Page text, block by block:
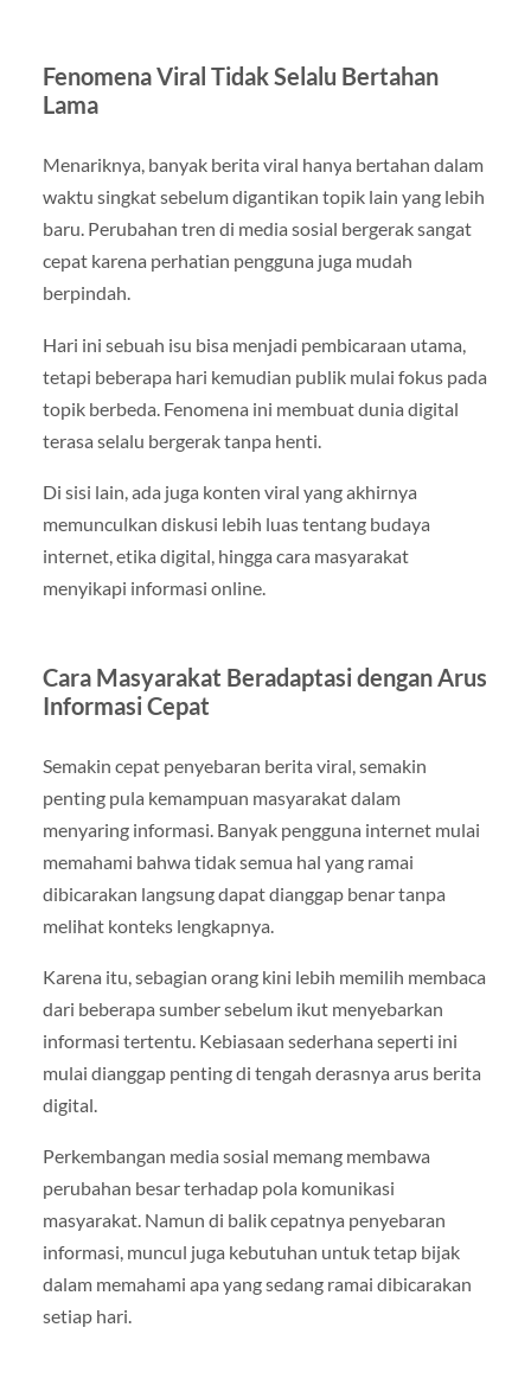
Fenomena Viral Tidak Selalu Bertahan
Lama
Menariknya, banyak berita viral hanya bertahan dalam
waktu singkat sebelum digantikan topik lain yang lebih
baru. Perubahan tren di media sosial bergerak sangat
cepat karena perhatian pengguna juga mudah
berpindah.
Hari ini sebuah isu bisa menjadi pembicaraan utama,
tetapi beberapa hari kemudian publik mulai fokus pada
topik berbeda. Fenomena ini membuat dunia digital
terasa selalu bergerak tanpa henti.
Di sisi lain, ada juga konten viral yang akhirnya
memunculkan diskusi lebih luas tentang budaya
internet, etika digital, hingga cara masyarakat
menyikapi informasi online.
Cara Masyarakat Beradaptasi dengan Arus
Informasi Cepat
Semakin cepat penyebaran berita viral, semakin
penting pula kemampuan masyarakat dalam
menyaring informasi. Banyak pengguna internet mulai
memahami bahwa tidak semua hal yang ramai
dibicarakan langsung dapat dianggap benar tanpa
melihat konteks lengkapnya.
Karena itu, sebagian orang kini lebih memilih membaca
dari beberapa sumber sebelum ikut menyebarkan
informasi tertentu. Kebiasaan sederhana seperti ini
mulai dianggap penting di tengah derasnya arus berita
digital.
Perkembangan media sosial memang membawa
perubahan besar terhadap pola komunikasi
masyarakat. Namun di balik cepatnya penyebaran
informasi, muncul juga kebutuhan untuk tetap bijak
dalam memahami apa yang sedang ramai dibicarakan
setiap hari.